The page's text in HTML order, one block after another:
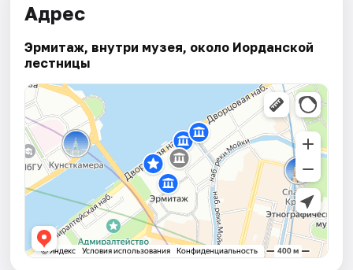
Адрес
Эрмитаж, внутри музея, около Иорданской
лестницы